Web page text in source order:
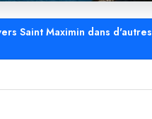
Saint Maximin dans d'autres